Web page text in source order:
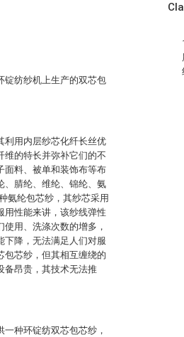
锭纺纱机上生产的双芯包
利用内层纱芯化纤长丝优
维的特长并弥补它们的不
面料、被单和装饰布等布
、腈纶、维纶、锦纶、氨
氨纶包芯纱，其纱芯采用
用性能来讲，该纱线弹性
用、洗涤次数的增多，
下降，无法满足人们对服
包芯纱，但其相互缠绕的
备昂贵，其技术无法推
种环锭纺双芯包芯纱，